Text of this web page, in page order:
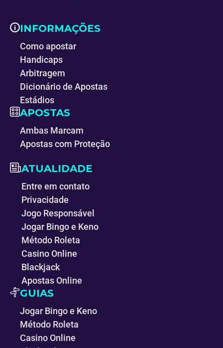
INFORMAÇÕES
Como apostar
Handicaps
Arbitragem
Dicionário de Apostas
Estádios
APOSTAS
Ambas Marcam
Apostas com Proteção
ATUALIDADE
Entre em contato
Privacidade
Jogo Responsável
Jogar Bingo e Keno
Método Roleta
Casino Online
Blackjack
Apostas Online
GUIAS
Jogar Bingo e Keno
Método Roleta
Casino Online